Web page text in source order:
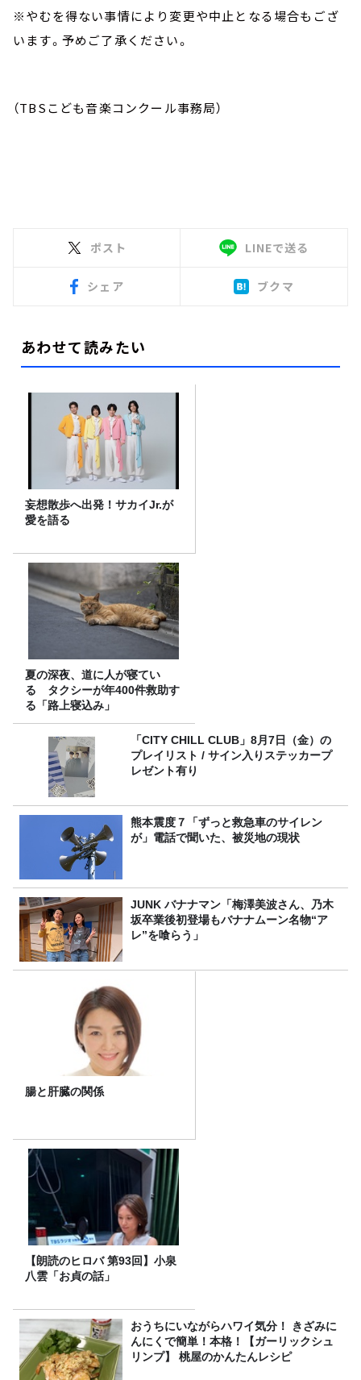
※やむを得ない事情により変更や中止となる場合もござ
います。予めご了承ください。
（TBSこども音楽コンクール事務局）
ポスト LINEで送る
シェア ブクマ
あわせて読みたい
妄想散歩へ出発！サカイJr.が
愛を語る
夏の深夜、道に人が寝てい
る タクシーが年400件救助す
る「路上寝込み」
「CITY CHILL CLUB」8月7日（金）の
プレイリスト / サイン入りステッカープ
レゼント有り
熊本震度７「ずっと救急車のサイレン
が」電話で聞いた、被災地の現状
JUNK バナナマン「梅澤美波さん、乃木
坂卒業後初登場もバナナムーン名物“ア
レ”を喰らう」
腸と肝臓の関係
【朗読のヒロバ 第93回】小泉
八雲「お貞の話」
おうちにいながらハワイ気分！ きざみに
んにくで簡単！本格！【ガーリックシュ
リンプ】 桃屋のかんたんレシピ